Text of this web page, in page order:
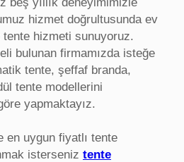
hizmet doğrultusunda ev
hizmeti sunuyoruz.
bulunan firmamızda isteğe
tente, şeffaf branda,
tente modellerini
yapmaktayız.
en uygun fiyatlı tente
isterseniz tente